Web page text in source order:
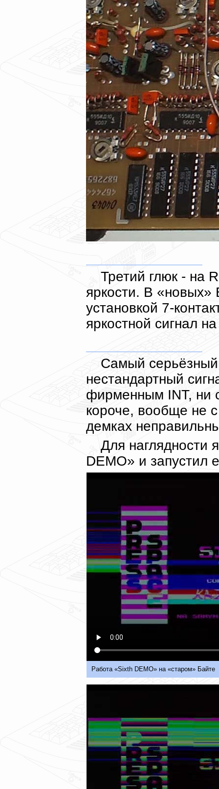
Третий глюк - на
яркости. В «новых»
установкой 7-
яркостной сигнал
Самый
нестандартный
фирменным INT, ни
короче, вообще не
демках
Для наглядности
DEMO» и запустил
Работа «Sixth DEMO» на «старом» Байте